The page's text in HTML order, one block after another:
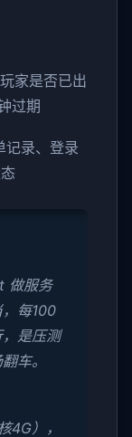
家是否已出
过期
记录、登录
做服务
每100
是压测
车。
4G），